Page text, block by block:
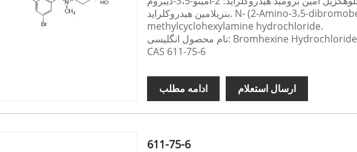
بنزیلامین هیدروکلراید. N- (2-Amino-3،5-dibromobenzyl)-N-
methylcyclohexylamine hydrochloride.
نام محصول انگلیسی: Bromhexine Hydrochloride
CAS 611-75-6
ادامه مطلب ارسال استعلام
611-75-6